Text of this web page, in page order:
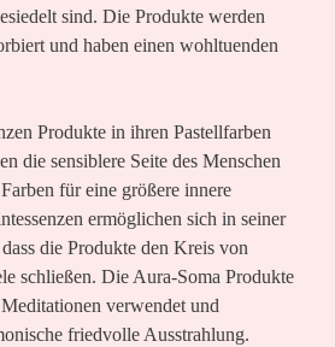
sind. Die Produkte werden
und haben einen wohltuenden
Produkte in ihren Pastellfarben
die sensiblere Seite des Menschen
für eine größere innere
ermöglichen sich in seiner
die Produkte den Kreis von
schließen. Die Aura-Soma Produkte
verwendet und
friedvolle Ausstrahlung.